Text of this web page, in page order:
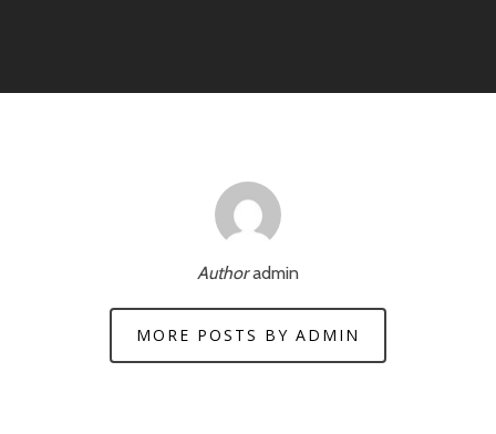
Authoradmin
MORE POSTS BY ADMIN